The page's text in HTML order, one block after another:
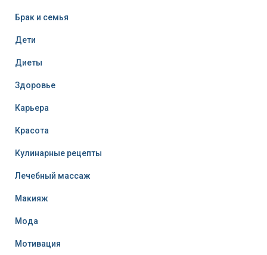
Брак и семья
Дети
Диеты
Здоровье
Карьера
Красота
Кулинарные рецепты
Лечебный массаж
Макияж
Мода
Мотивация